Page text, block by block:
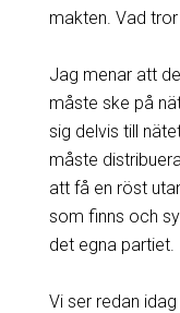
makten. Vad tror
Jag menar att
måste ske på
sig delvis till
måste
att få en röst
som finns och
det egna partiet.
Vi ser redan